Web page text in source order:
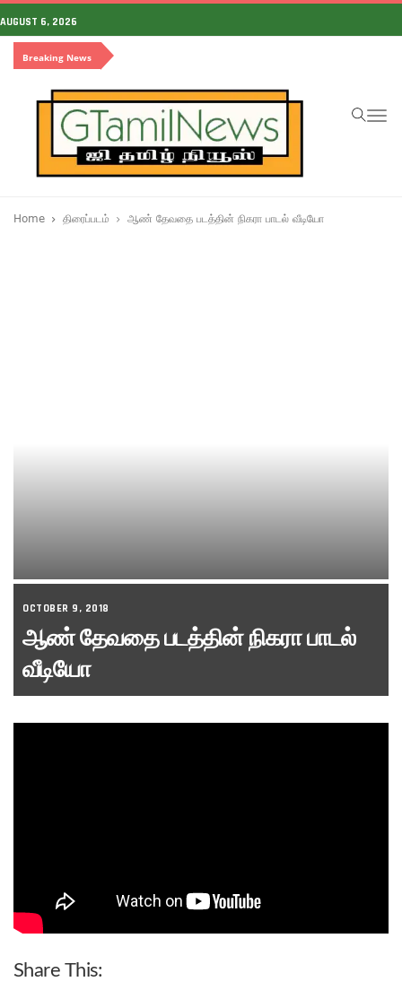
AUGUST 6, 2026
Breaking News
Home திரைப்படம் ஆண் தேவதை படத்தின் நிகரா பாடல் வீடியோ
OCTOBER 9, 2018
ஆண் தேவதை படத்தின் நிகரா பாடல்
வீடியோ
Share This: